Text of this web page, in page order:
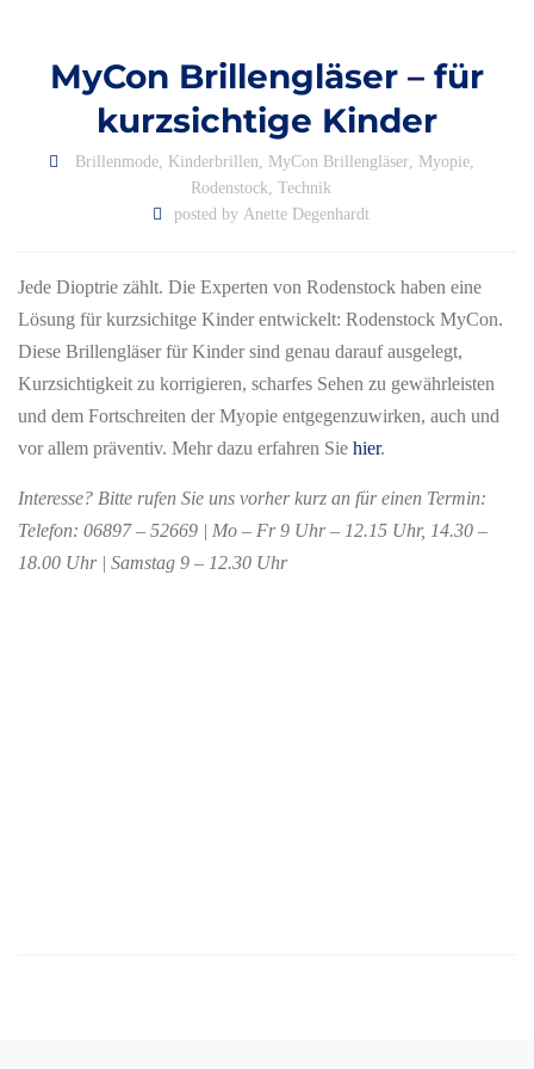
MyCon Brillengläser – für
kurzsichtige Kinder
Brillenmode, Kinderbrillen, MyCon Brillengläser, Myopie,
Rodenstock, Technik
posted by Anette Degenhardt
Jede Dioptrie zählt. Die Experten von Rodenstock haben eine
Lösung für kurzsichitge Kinder entwickelt: Rodenstock MyCon.
Diese Brillengläser für Kinder sind genau darauf ausgelegt,
Kurzsichtigkeit zu korrigieren, scharfes Sehen zu gewährleisten
und dem Fortschreiten der Myopie entgegenzuwirken, auch und
vor allem präventiv. Mehr dazu erfahren Sie hier.
Interesse? Bitte rufen Sie uns vorher kurz an für einen Termin:
Telefon: 06897 – 52669 | Mo – Fr 9 Uhr – 12.15 Uhr, 14.30 –
18.00 Uhr | Samstag 9 – 12.30 Uhr